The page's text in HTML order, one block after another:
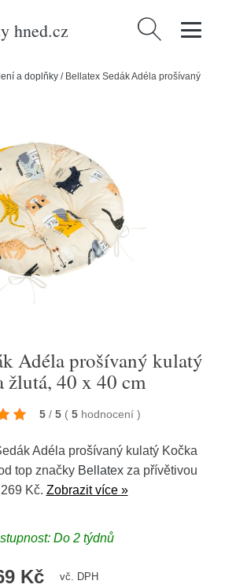
hned.cz Vyhledávání
a doplňky / Bellatex Sedák Adéla prošívaný
40 cm
Adéla prošívaný kulatý
žlutá, 40 x 40 cm
5 / 5 ( 5 hodnocení )
Adéla prošívaný kulatý Kočka
top značky Bellatexza přívětivou
Kč. Zobrazit více »
Do 2 týdnů
Kč vč. DPH